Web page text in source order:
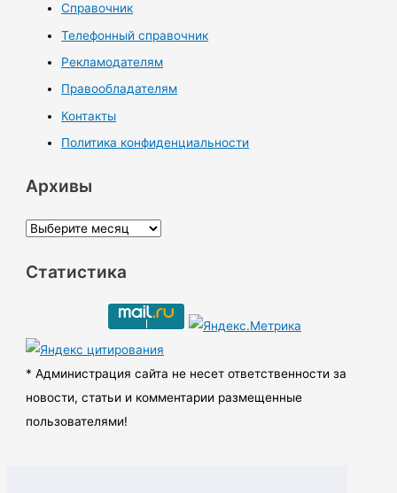
Справочник
Телефонный справочник
Рекламодателям
Правообладателям
Контакты
Политика конфиденциальности
Архивы
А
х
ы
Статистика
* Администрация сайта не несет ответственности за
новости, статьи и комментарии размещенные
пользователями!